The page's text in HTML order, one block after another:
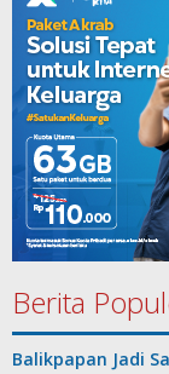
Berita
Balikpapan Jadi